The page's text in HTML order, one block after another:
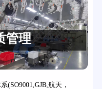
管理
(SO9001,GJB,航天，